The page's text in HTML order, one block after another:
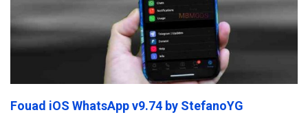
Fouad iOS WhatsApp v9.74 by StefanoYG